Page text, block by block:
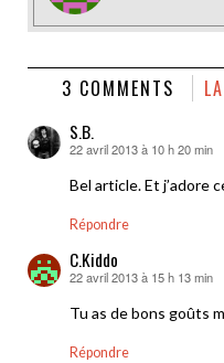
3 COMMENTS
S.B.
dit :
22 avril 2013 à 10 h 20 min
Bel article. Et j’adore
Répondre
C.Kiddo
dit :
22 avril 2013 à 15 h 13 min
Tu as de bons goûts
Répondre